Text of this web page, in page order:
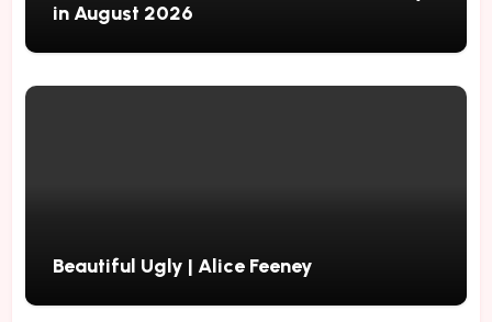
in August 2026
Beautiful Ugly | Alice Feeney